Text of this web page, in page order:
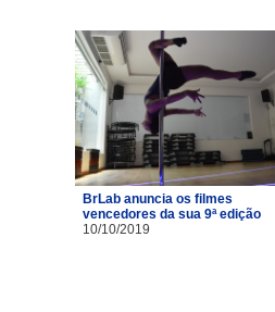
BrLab anuncia os filmes
vencedores da sua 9ª edição
10/10/2019